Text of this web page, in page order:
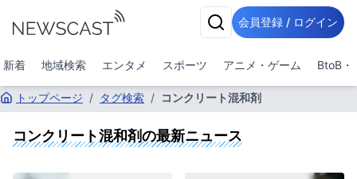
会員登録 / ログイン
新着 地域検索 エンタメ スポーツ アニメ・ゲーム BtoB・
トップページ / タグ検索 / コンクリート混和剤
コンクリート混和剤の最新ニュース